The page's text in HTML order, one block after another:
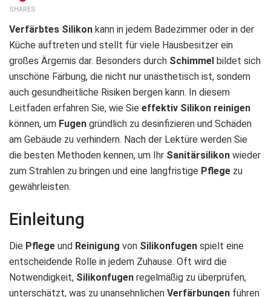
SHARES
Verfärbtes Silikon kann in jedem Badezimmer oder in der
Küche auftreten und stellt für viele Hausbesitzer ein
großes Ärgernis dar. Besonders durch Schimmel bildet sich
unschöne Färbung, die nicht nur unästhetisch ist, sondern
auch gesundheitliche Risiken bergen kann. In diesem
Leitfaden erfahren Sie, wie Sie effektiv Silikon reinigen
können, um Fugen gründlich zu desinfizieren und Schäden
am Gebäude zu verhindern. Nach der Lektüre werden Sie
die besten Methoden kennen, um Ihr Sanitärsilikon wieder
zum Strahlen zu bringen und eine langfristige Pflege zu
gewährleisten.
Einleitung
Die Pflege und Reinigung von Silikonfugen spielt eine
entscheidende Rolle in jedem Zuhause. Oft wird die
Notwendigkeit, Silikonfugen regelmäßig zu überprüfen,
unterschätzt, was zu unansehnlichen Verfärbungen führen